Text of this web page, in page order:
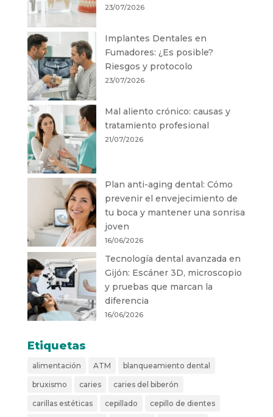
23/07/2026
Implantes Dentales en
Fumadores: ¿Es posible?
Riesgos y protocolo
23/07/2026
Mal aliento crónico: causas y
tratamiento profesional
21/07/2026
Plan anti-aging dental: Cómo
prevenir el envejecimiento de
tu boca y mantener una sonrisa
joven
16/06/2026
Tecnología dental avanzada en
Gijón: Escáner 3D, microscopio
y pruebas que marcan la
diferencia
16/06/2026
Etiquetas
alimentación ATM blanqueamiento dental
bruxismo caries caries del biberón
carillas estéticas cepillado cepillo de dientes